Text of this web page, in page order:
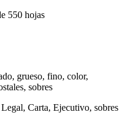
550 hojas
grueso, fino, color,
sobres
Carta, Ejecutivo, sobres